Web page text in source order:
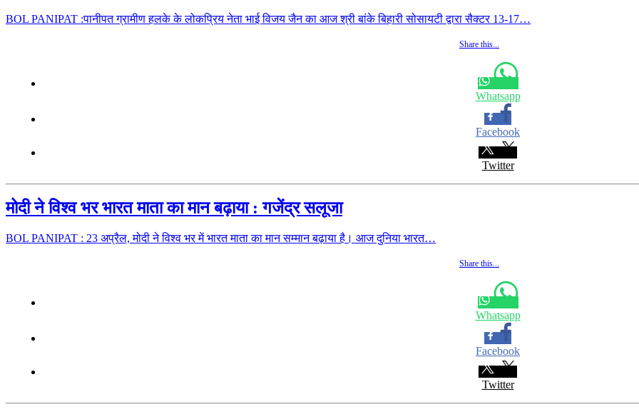
BOL PANIPAT :पानीपत ग्रामीण हलके के लोकप्रिय नेता भाई विजय जैन का आज श्री बांके बिहारी सोसायटी द्वारा सैक्टर 13-17…
Share this...
Whatsapp
Facebook
Twitter
मोदी ने विश्व भर भारत माता का मान बढ़ाया : गजेंद्र सलूजा
BOL PANIPAT : 23 अप्रैल, मोदी ने विश्व भर में भारत माता का मान सम्मान बढ़ाया है। आज दुनिया भारत…
Share this...
Whatsapp
Facebook
Twitter